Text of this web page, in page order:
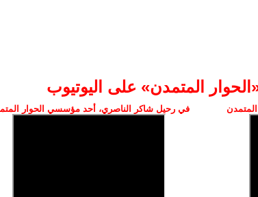
المتمدن» على اليوتيوب
في رحيل شاكر الناصري، أحد مؤسسي الحوار